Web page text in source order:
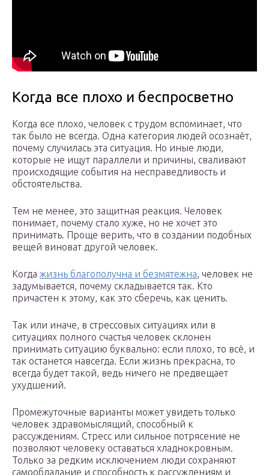
Когда все плохо и беспросветно
Когда все плохо, человек с трудом вспоминает, что
так было не всегда. Одна категория людей осознаёт,
почему случилась эта ситуация. Но иные люди,
которые не ищут параллели и причины, сваливают
происходящие события на несправедливость и
обстоятельства.
Тем не менее, это защитная реакция. Человек
понимает, почему стало хуже, но не хочет это
принимать. Проще верить, что в создании подобных
вещей виноват другой человек.
Когда жизнь благополучна и безмятежна, человек не
задумывается, почему складывается так. Кто
причастен к этому, как это сберечь, как ценить.
Так или иначе, в стрессовых ситуациях или в
ситуациях полного счастья человек склонен
принимать ситуацию буквально: если плохо, то всё, и
так останется навсегда. Если жизнь прекрасна, то
всегда будет такой, ведь ничего не предвещает
ухудшений.
Промежуточные варианты может увидеть только
человек здравомыслящий, способный к
рассуждениям. Стресс или сильное потрясение не
позволяют человеку оставаться хладнокровным.
Только за редким исключением люди сохраняют
самообладание и способность к рассуждениям и